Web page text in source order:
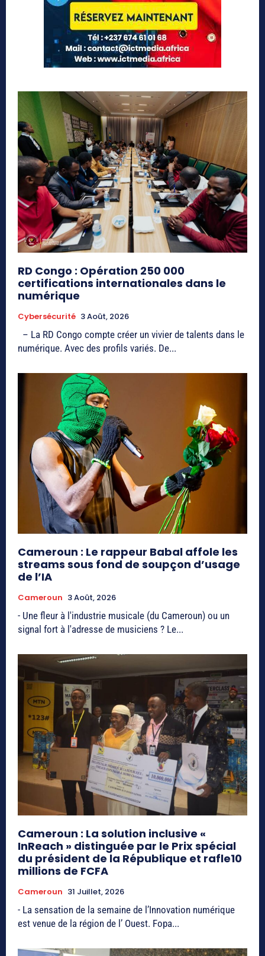
RD Congo : Opération 250 000
certifications internationales dans le
numérique
Cybersécurité 3 Août, 2026
– La RD Congo compte créer un vivier de talents dans le
numérique. Avec des profils variés. De...
Cameroun : Le rappeur Babal affole les
streams sous fond de soupçon d’usage
de l’IA
Cameroun 3 Août, 2026
- Une fleur à l'industrie musicale (du Cameroun) ou un
signal fort à l'adresse de musiciens ? Le...
Cameroun : La solution inclusive «
InReach » distinguée par le Prix spécial
du président de la République et rafle10
millions de FCFA
Cameroun 31 Juillet, 2026
- La sensation de la semaine de l’Innovation numérique
est venue de la région de l’ Ouest. Fopa...